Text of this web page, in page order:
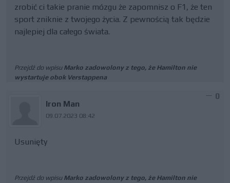
zrobić ci takie pranie mózgu że zapomnisz o F1, że ten
sport zniknie z twojego życia. Z pewnością tak będzie
najlepiej dla całego świata.
Przejdź do wpisu Marko zadowolony z tego, że Hamilton nie
wystartuje obok Verstappena
Iron Man
09.07.2023 08:42
0
Usunięty
Przejdź do wpisu Marko zadowolony z tego, że Hamilton nie